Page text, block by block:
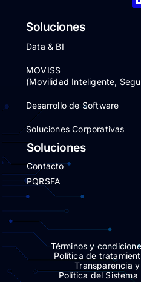
Soluciones
Data & BI
MOVISS
(Movilidad Inteligente,
Desarrollo de Software
Soluciones Corporativas
Soluciones
Contacto
PQRSFA
Términos y
Política de
Transparencia
Política del